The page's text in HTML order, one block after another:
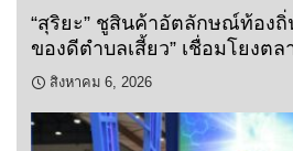
“สุริยะ” ชูสินค้าอัตลักษณ์ท้องถิ่น
ของดีตำบลเสี้ยว” เชื่อมโยงตล
สิงหาคม 6, 2026